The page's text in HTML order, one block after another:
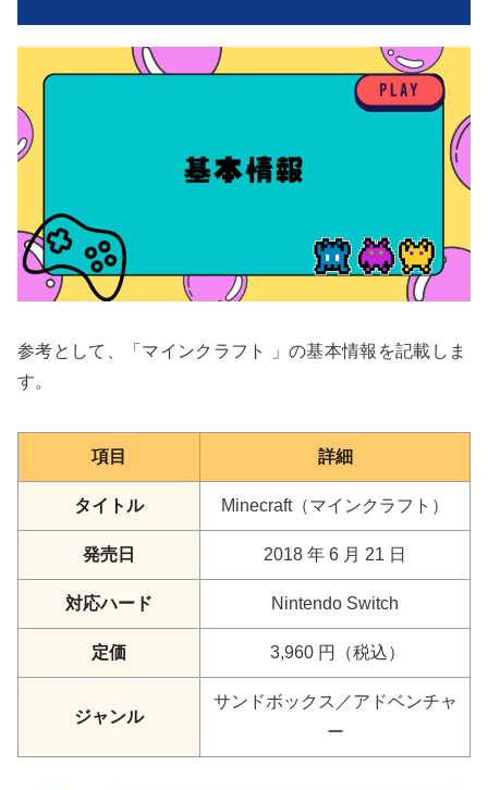
参考として、「マインクラフト 」の基本情報を記載しま
す。
項目 詳細
タイトル Minecraft（マインクラフト）
発売日 2018 年 6 月 21 日
対応ハード Nintendo Switch
定価 3,960 円（税込）
ジャンル
サンドボックス／アドベンチャ
ー